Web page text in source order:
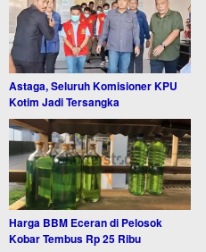
Astaga, Seluruh Komisioner KPU
Kotim Jadi Tersangka
Harga BBM Eceran di Pelosok
Kobar Tembus Rp 25 Ribu